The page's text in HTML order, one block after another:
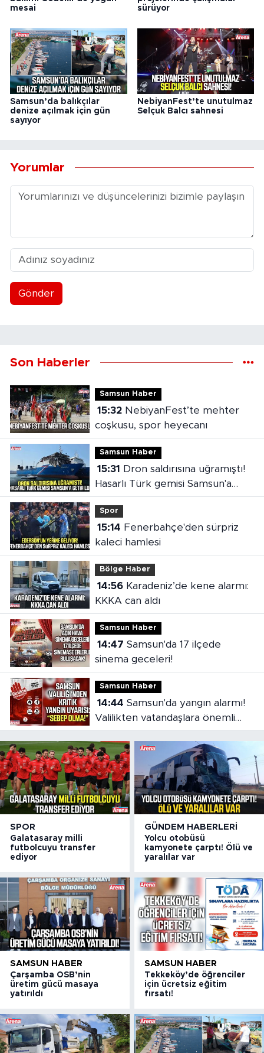
mesai
sürüyor
Samsun’da balıkçılar
denize açılmak için gün
sayıyor
NebiyanFest’te unutulmaz
Selçuk Balcı sahnesi
Yorumlar
Gönder
Son Haberler
Samsun Haber
15:32NebiyanFest’te mehter
coşkusu, spor heyecanı
Samsun Haber
15:31
Hasarlı Türk gemisi Samsun'a
getirildi
Spor
15:14
kaleci hamlesi
Bölge Haber
14:56Karadeniz’de kene alarmı:
KKKA can aldı
Samsun Haber
14:47
sinema geceleri!
Samsun Haber
14:44
Valilikten vatandaşlara önemli
çağrı
SPOR
Galatasaray milli
futbolcuyu transfer
ediyor
GÜNDEM HABERLERI
Yolcu otobüsü
kamyonete çarptı! Ölü ve
yaralılar var
SAMSUN HABER
Çarşamba OSB’nin
üretim gücü masaya
yatırıldı
SAMSUN HABER
Tekkeköy’de öğrenciler
için ücretsiz eğitim
fırsatı!